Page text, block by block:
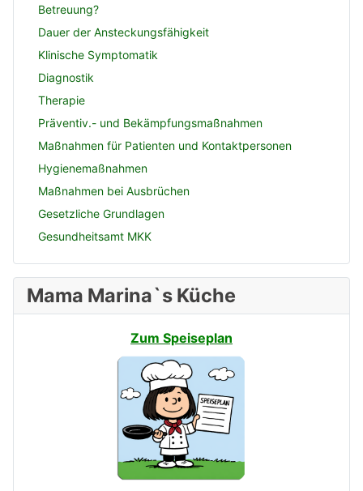
Betreuung?
Dauer der Ansteckungsfähigkeit
Klinische Symptomatik
Diagnostik
Therapie
Präventiv.- und Bekämpfungsmaßnahmen
Maßnahmen für Patienten und Kontaktpersonen
Hygienemaßnahmen
Maßnahmen bei Ausbrüchen
Gesetzliche Grundlagen
Gesundheitsamt MKK
Mama Marina`s Küche
Zum Speiseplan